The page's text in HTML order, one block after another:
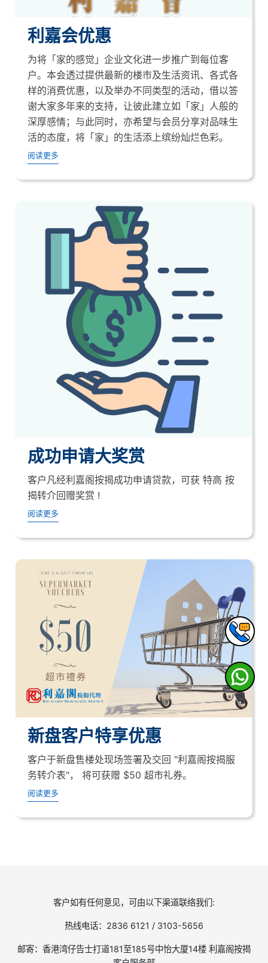
利嘉会优惠
为将「家的感觉」企业文化进一步推广到每位客
户。本会透过提供最新的楼市及生活资讯、各式各
样的消费优惠，以及举办不同类型的活动，借以答
谢大家多年来的支持，让彼此建立如「家」人般的
深厚感情；与此同时，亦希望与会员分享对品味生
活的态度，将「家」的生活添上缤纷灿烂色彩。
阅读更多
成功申请大奖赏
客户凡经利嘉阁按揭成功申请贷款，可获 特高 按
揭转介回赠奖赏 !
阅读更多
新盘客户特享优惠
客户于新盘售楼处现场签署及交回 "利嘉阁按揭服
务转介表"， 将可获赠 $50 超市礼券。
阅读更多
客户如有任何意见，可由以下渠道联络我们:
热线电话：2836 6121 / 3103-5656
邮寄：香港湾仔告士打道181至185号中怡大厦14楼 利嘉阁按揭